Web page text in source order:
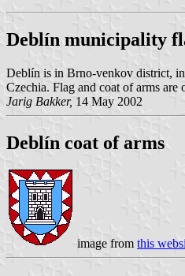
Deblín municipality
Deblín is in Brno-venkov district,
Czechia. Flag and coat of arms are
Jarig Bakker, 14 May 2002
Deblín coat of arms
image from this